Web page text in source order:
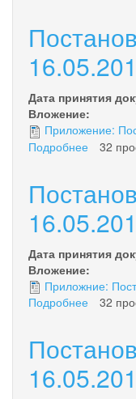
98
Дата принятия
Вложение:
Приложение:
Подробнее
87
32
Дата принятия
Вложение:
Приложние:
Подробнее
86
32